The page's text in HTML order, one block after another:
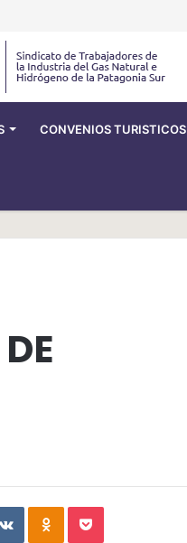
CONVENIOS TURISTICOS
VKontakteOdnoklassniki
Pocket